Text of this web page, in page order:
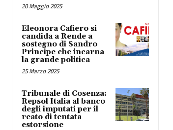
20 Maggio 2025
Eleonora Cafiero si
candida a Rende a
sostegno di Sandro
Principe che incarna
la grande politica
25 Marzo 2025
Tribunale di Cosenza:
Repsol Italia al banco
degli imputati per il
reato di tentata
estorsione